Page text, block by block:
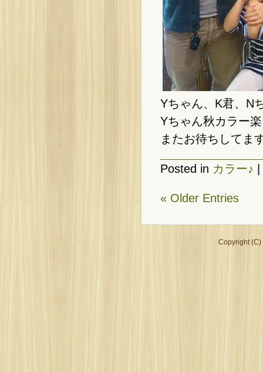
Yちゃん、K君、N
Yちゃん秋カラー
またお待ちしてま
Posted in カラー♪
« Older Entries
Copyright (C)